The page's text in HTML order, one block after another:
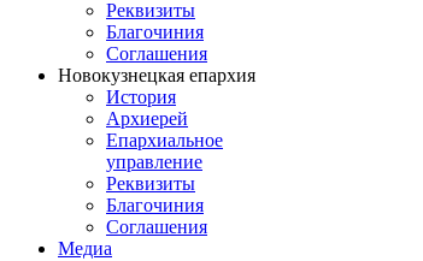
Реквизиты
Благочиния
Соглашения
Новокузнецкая епархия
История
Архиерей
Епархиальное
управление
Реквизиты
Благочиния
Соглашения
Медиа